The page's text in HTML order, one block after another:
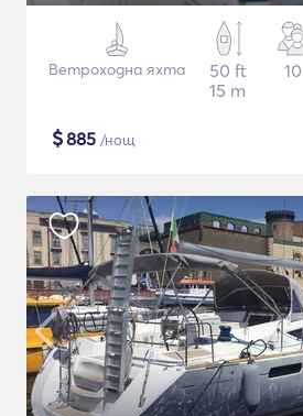
Ветроходна яхта
50 ft
15 m
10
$885 /нощ